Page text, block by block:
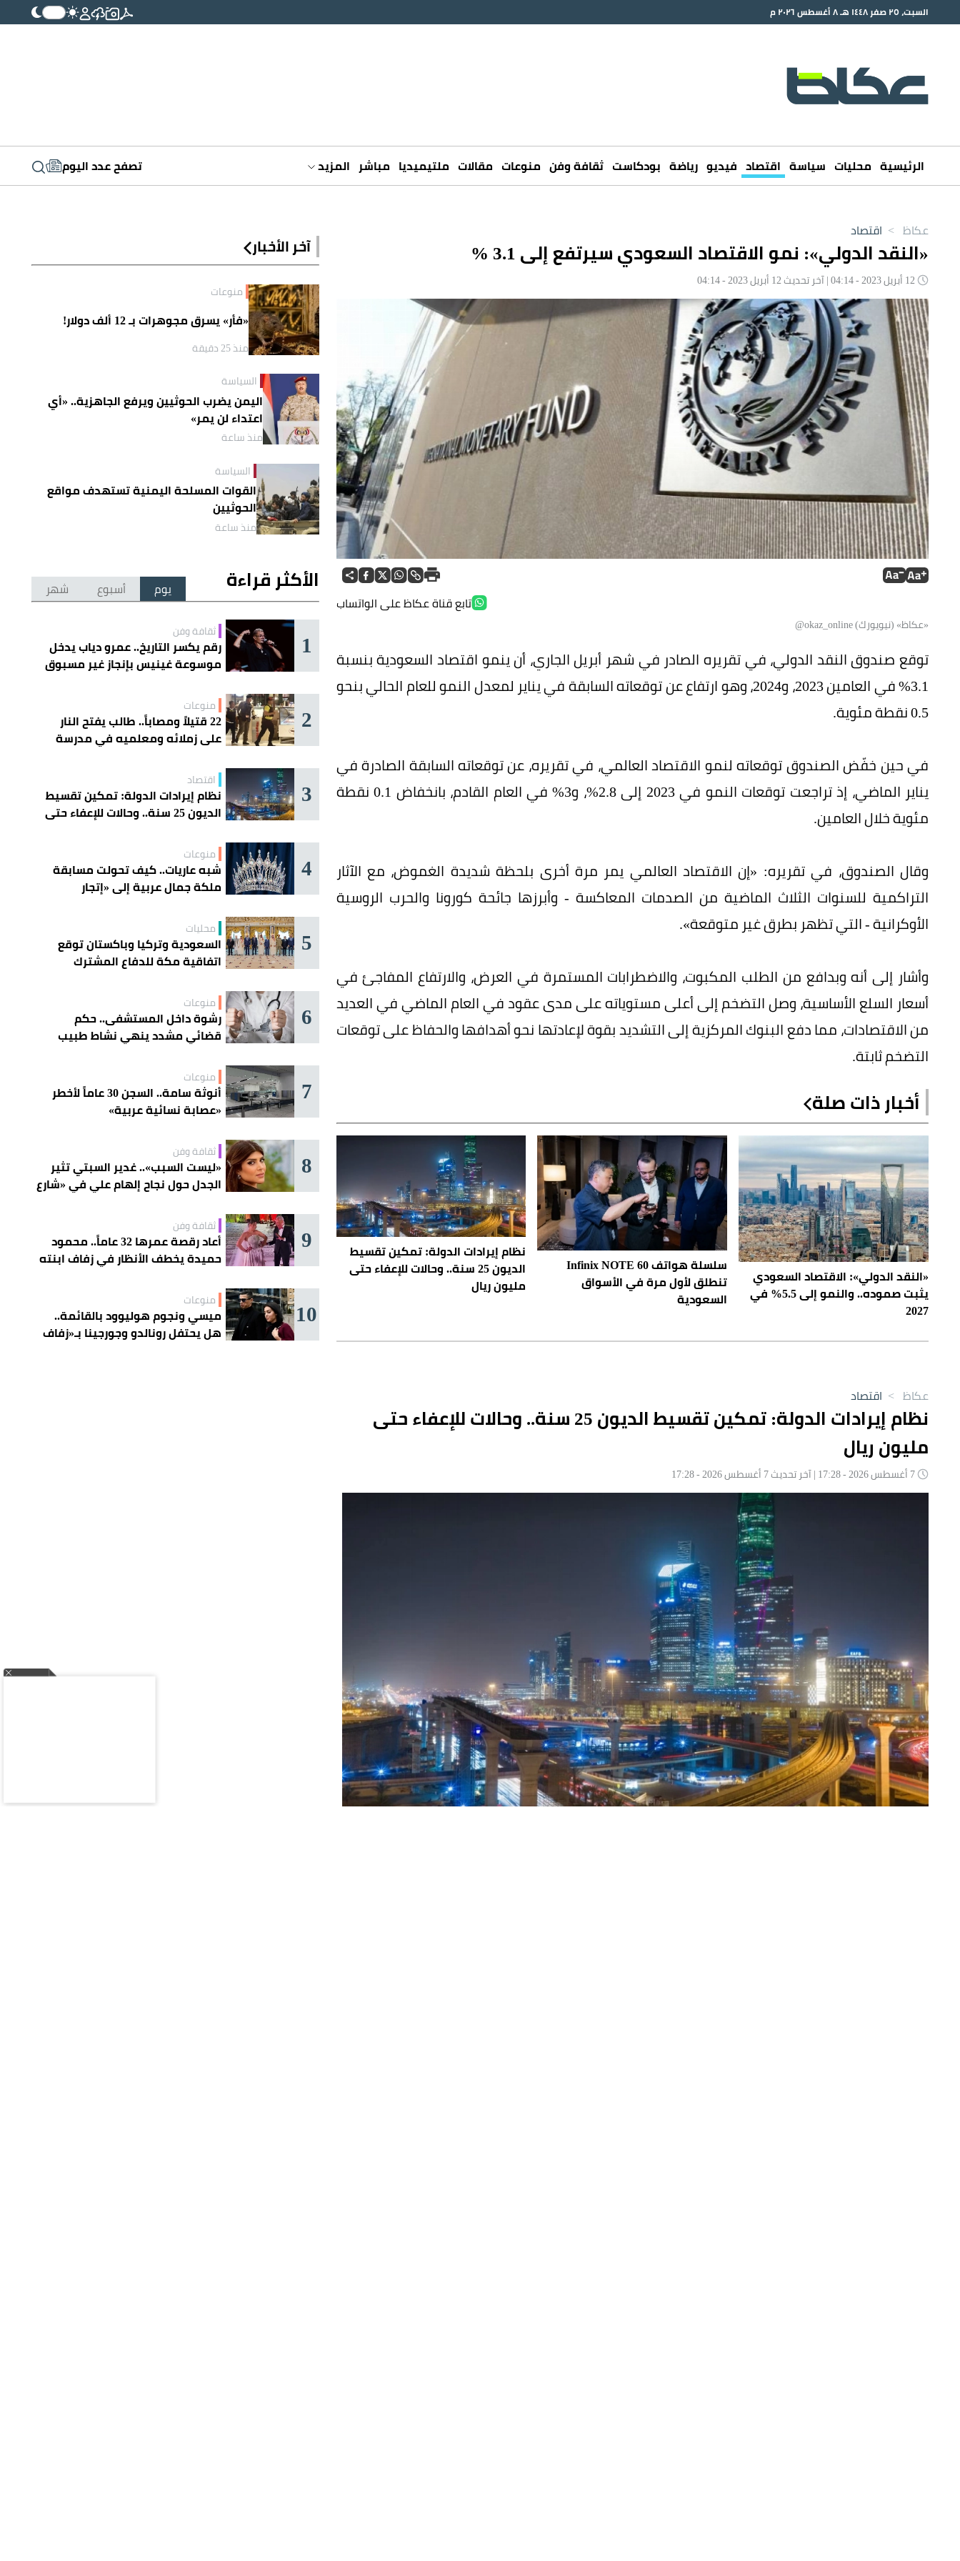
السبت، ٢٥ صفر ١٤٤٨ هـ ٨ أغسطس ٢٠٢٦ م
الرئيسية محليات سياسة اقتصاد فيديو رياضة بودكاست ثقافة وفن منوعات مقالات ملتيميديا مباشر المزيد تصفح عدد اليوم
عكاظ > اقتصاد
«النقد الدولي»: نمو الاقتصاد السعودي سيرتفع إلى 3.1 %
تابع قناة عكاظ على الواتساب
«عكاظ» (نيويورك) okaz_online@
توقع صندوق النقد الدولي، في تقريره الصادر في شهر أبريل الجاري، أن ينمو اقتصاد السعودية بنسبة
3.1% في العامين 2023، و2024، وهو ارتفاع عن توقعاته السابقة في يناير لمعدل النمو للعام الحالي بنحو
0.5 نقطة مئوية.
في حين خفّض الصندوق توقعاته لنمو الاقتصاد العالمي، في تقريره، عن توقعاته السابقة الصادرة في
يناير الماضي، إذ تراجعت توقعات النمو في 2023 إلى 2.8%، و3% في العام القادم، بانخفاض 0.1 نقطة
مئوية خلال العامين.
وقال الصندوق، في تقريره: «إن الاقتصاد العالمي يمر مرة أخرى بلحظة شديدة الغموض، مع الآثار
التراكمية للسنوات الثلاث الماضية من الصدمات المعاكسة - وأبرزها جائحة كورونا والحرب الروسية
الأوكرانية - التي تظهر بطرق غير متوقعة».
وأشار إلى أنه وبدافع من الطلب المكبوت، والاضطرابات المستمرة في العرض، والارتفاع المفاجئ في
أسعار السلع الأساسية، وصل التضخم إلى أعلى مستوياته على مدى عقود في العام الماضي في العديد
من الاقتصادات، مما دفع البنوك المركزية إلى التشديد بقوة لإعادتها نحو أهدافها والحفاظ على توقعات
التضخم ثابتة.
أخبار ذات صلة
«النقد الدولي»: الاقتصاد السعودي
يثبت صموده.. والنمو إلى 5.5% في
2027
سلسلة هواتف Infinix NOTE 60
تنطلق لأول مرة في الأسواق
السعودية
نظام إيرادات الدولة: تمكين تقسيط
الديون 25 سنة.. وحالات للإعفاء حتى
مليون ريال
آخر الأخبار
منوعات
«فأر» يسرق مجوهرات بـ 12 ألف دولار!
منذ 25 دقيقة
السياسة
اليمن يضرب الحوثيين ويرفع الجاهزية.. «أي
اعتداء لن يمر»
منذ ساعة
السياسة
القوات المسلحة اليمنية تستهدف مواقع
الحوثيين
منذ ساعة
الأكثر قراءة يوم أسبوع شهر
1 ثقافة وفن
رقم يكسر التاريخ.. عمرو دياب يدخل
موسوعة غينيس بإنجاز غير مسبوق
2 منوعات
22 قتيلاً ومصاباً.. طالب يفتح النار
على زملائه ومعلميه في مدرسة
3 اقتصاد
نظام إيرادات الدولة: تمكين تقسيط
الديون 25 سنة.. وحالات للإعفاء حتى
4 منوعات
شبه عاريات.. كيف تحولت مسابقة
ملكة جمال عربية إلى «إتجار
5 محليات
السعودية وتركيا وباكستان توقع
اتفاقية مكة للدفاع المشترك
6 منوعات
رشوة داخل المستشفى.. حكم
قضائي مشدد ينهي نشاط طبيب
7 منوعات
أنوثة سامة.. السجن 30 عاماً لأخطر
«عصابة نسائية عربية»
8 ثقافة وفن
«ليست السبب».. غدير السبتي تثير
الجدل حول نجاح إلهام علي في «شارع
9 ثقافة وفن
أعاد رقصة عمرها 32 عاماً.. محمود
حميدة يخطف الأنظار في زفاف ابنته
10 منوعات
ميسي ونجوم هوليوود بالقائمة..
هل يحتفل رونالدو وجورجينا بـ«زفاف
عكاظ > اقتصاد
نظام إيرادات الدولة: تمكين تقسيط الديون 25 سنة.. وحالات للإعفاء حتى
مليون ريال